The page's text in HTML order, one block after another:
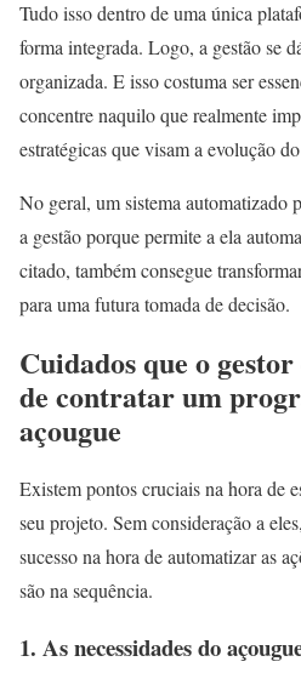
Tudo isso dentro de uma única
forma integrada. Logo, a gestão se
organizada. E isso costuma ser
concentre naquilo que realmente
estratégicas que visam a evolução
No geral, um sistema automatizado
a gestão porque permite a ela
citado, também consegue
para uma futura tomada de decisão.
Cuidados que o
de contratar um
açougue
Existem pontos cruciais na hora de
seu projeto. Sem consideração a
sucesso na hora de automatizar as
são na sequência.
1. As necessidades do